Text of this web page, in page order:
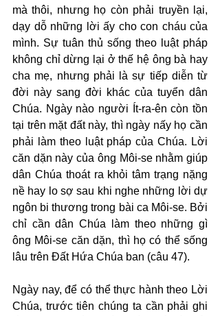
mà thôi, nhưng họ còn phải truyền lại,
dạy dỗ những lời ấy cho con cháu của
mình. Sự tuân thủ sống theo luật pháp
không chỉ dừng lại ở thế hệ ông bà hay
cha mẹ, nhưng phải là sự tiếp diễn từ
đời này sang đời khác của tuyển dân
Chúa. Ngày nào người Ít-ra-ên còn tồn
tại trên mặt đất này, thì ngày nấy họ cần
phải làm theo luật pháp của Chúa. Lời
căn dặn này của ông Môi-se nhằm giúp
dân Chúa thoát ra khỏi tâm trạng nặng
nề hay lo sợ sau khi nghe những lời dự
ngôn bi thương trong bài ca Môi-se. Bởi
chỉ cần dân Chúa làm theo những gì
ông Môi-se căn dặn, thì họ có thể sống
lâu trên Đất Hứa Chúa ban (câu 47).
Ngày nay, để có thể thực hành theo Lời
Chúa, trước tiên chúng ta cần phải ghi